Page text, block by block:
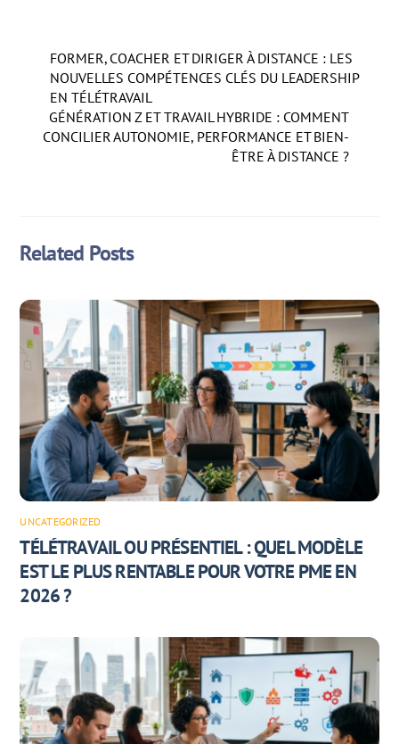
FORMER, COACHER ET DIRIGER À DISTANCE : LES
NOUVELLES COMPÉTENCES CLÉS DU LEADERSHIP
EN TÉLÉTRAVAIL
GÉNÉRATION Z ET TRAVAIL HYBRIDE : COMMENT
CONCILIER AUTONOMIE, PERFORMANCE ET BIEN-
ÊTRE À DISTANCE ?
Related Posts
UNCATEGORIZED
TÉLÉTRAVAIL OU PRÉSENTIEL : QUEL MODÈLE
EST LE PLUS RENTABLE POUR VOTRE PME EN
2026 ?